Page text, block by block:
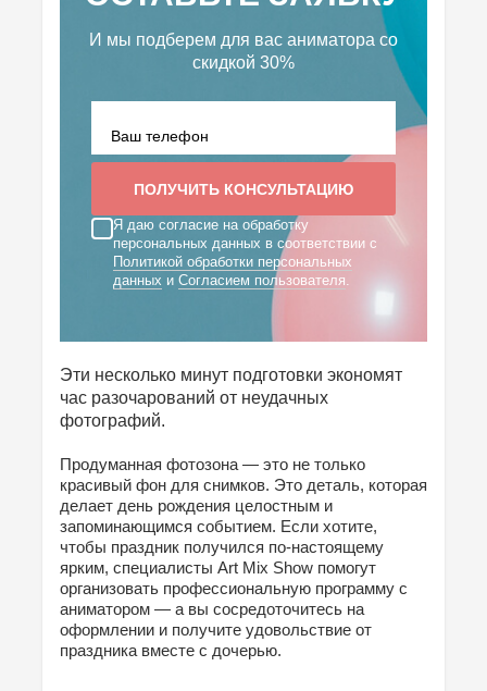
И мы подберем для вас аниматора со
скидкой 30%
Я даю согласие на обработку
персональных данных в соответствии с
Политикой обработки персональных
данных и Согласием пользователя.
Эти несколько минут подготовки экономят
час разочарований от неудачных
фотографий.
Продуманная фотозона — это не только
красивый фон для снимков. Это деталь, которая
делает день рождения целостным и
запоминающимся событием. Если хотите,
чтобы праздник получился по-настоящему
ярким, специалисты Art Mix Show помогут
организовать профессиональную программу с
аниматором — а вы сосредоточитесь на
оформлении и получите удовольствие от
праздника вместе с дочерью.